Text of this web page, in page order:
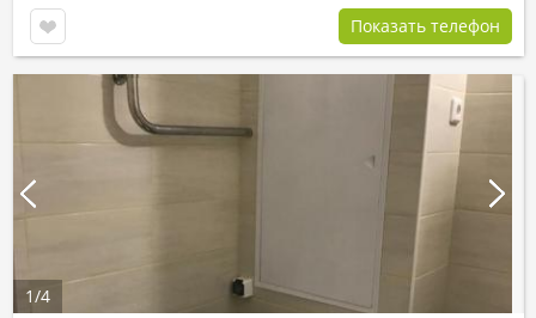
Показать телефон
1/4